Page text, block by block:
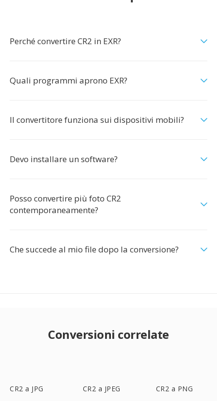
Perché convertire CR2 in EXR?
Quali programmi aprono EXR?
Il convertitore funziona sui dispositivi mobili?
Devo installare un software?
Posso convertire più foto CR2
contemporaneamente?
Che succede al mio file dopo la conversione?
Conversioni correlate
CR2 a JPG CR2 a JPEG CR2 a PNG